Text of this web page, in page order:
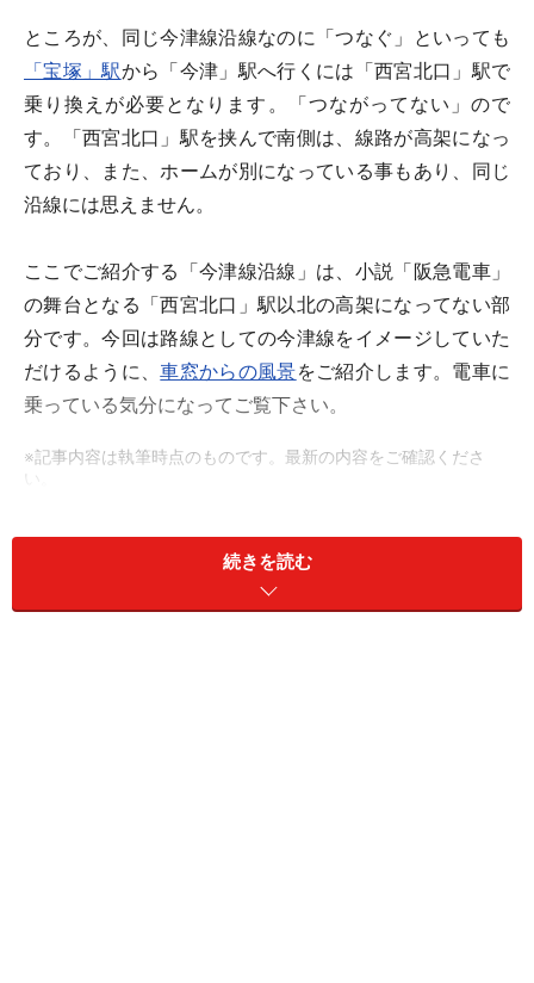
ところが、同じ今津線沿線なのに「つなぐ」といっても
「宝塚」駅から「今津」駅へ行くには「西宮北口」駅で
乗り換えが必要となります。「つながってない」ので
す。「西宮北口」駅を挟んで南側は、線路が高架になっ
ており、また、ホームが別になっている事もあり、同じ
沿線には思えません。
ここでご紹介する「今津線沿線」は、小説「阪急電車」
の舞台となる「西宮北口」駅以北の高架になってない部
分です。今回は路線としての今津線をイメージしていた
だけるように、車窓からの風景をご紹介します。電車に
乗っている気分になってご覧下さい。
※記事内容は執筆時点のものです。最新の内容をご確認くださ
1/3
続きを読む